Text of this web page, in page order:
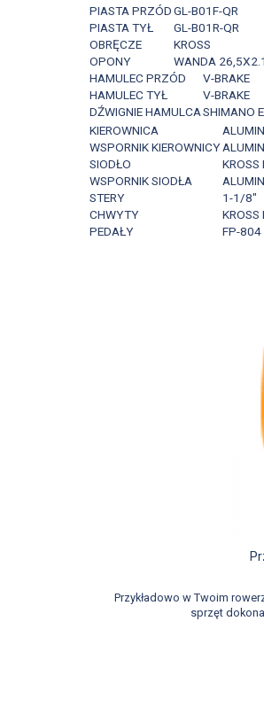
PIASTA PRZÓDGL-B01F-QR
PIASTA TYŁ
GL-B01R-QR
OBRĘCZE
KROSS
OPONY
WANDA 26,5X2.1
HAMULEC PRZÓD
V-BRAKE
HAMULEC TYŁ
V-BRAKE
DŹWIGNIE HAMULCASHIMANO
KIEROWNICA
WSPORNIK KIEROWNICY
SIODŁO
KROSS
WSPORNIK SIODŁA
STERY
1-1/8"
CHWYTY
KROSS
PEDAŁY
FP-804
Przykładowo w Twoim
sprzęt